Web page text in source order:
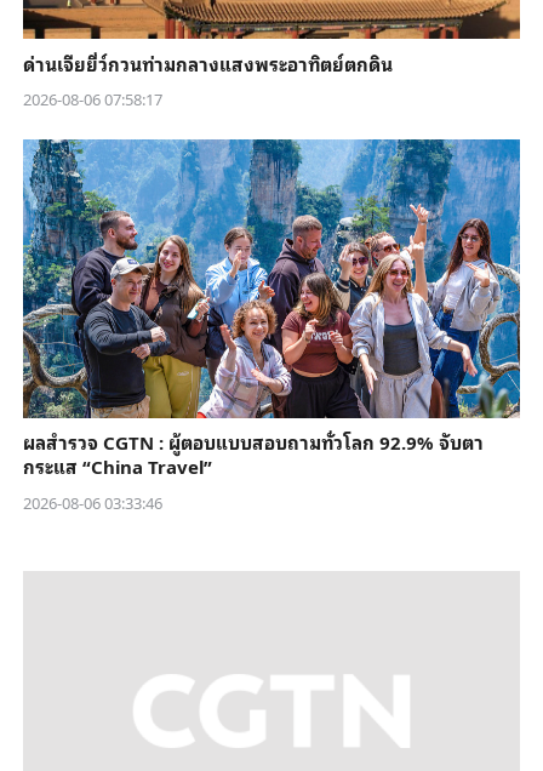
ด่านเจียยี่ว์กวนท่ามกลางแสงพระอาทิตย์ตกดิน
2026-08-06 07:58:17
ผลสำรวจ CGTN : ผู้ตอบแบบสอบถามทั่วโลก 92.9% จับตา
กระแส “China Travel”
2026-08-06 03:33:46